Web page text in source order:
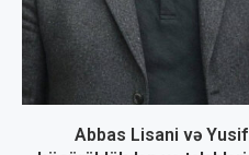
Abbas Lisani və